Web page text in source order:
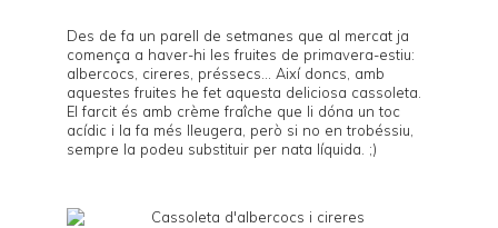
Des de fa un parell de setmanes que al mercat ja
comença a haver-hi les fruites de primavera-estiu:
albercocs, cireres, préssecs... Així doncs, amb
aquestes fruites he fet aquesta deliciosa cassoleta.
El farcit és amb crème fraîche que li dóna un toc
acídic i la fa més lleugera, però si no en trobéssiu,
sempre la podeu substituir per nata líquida. ;)